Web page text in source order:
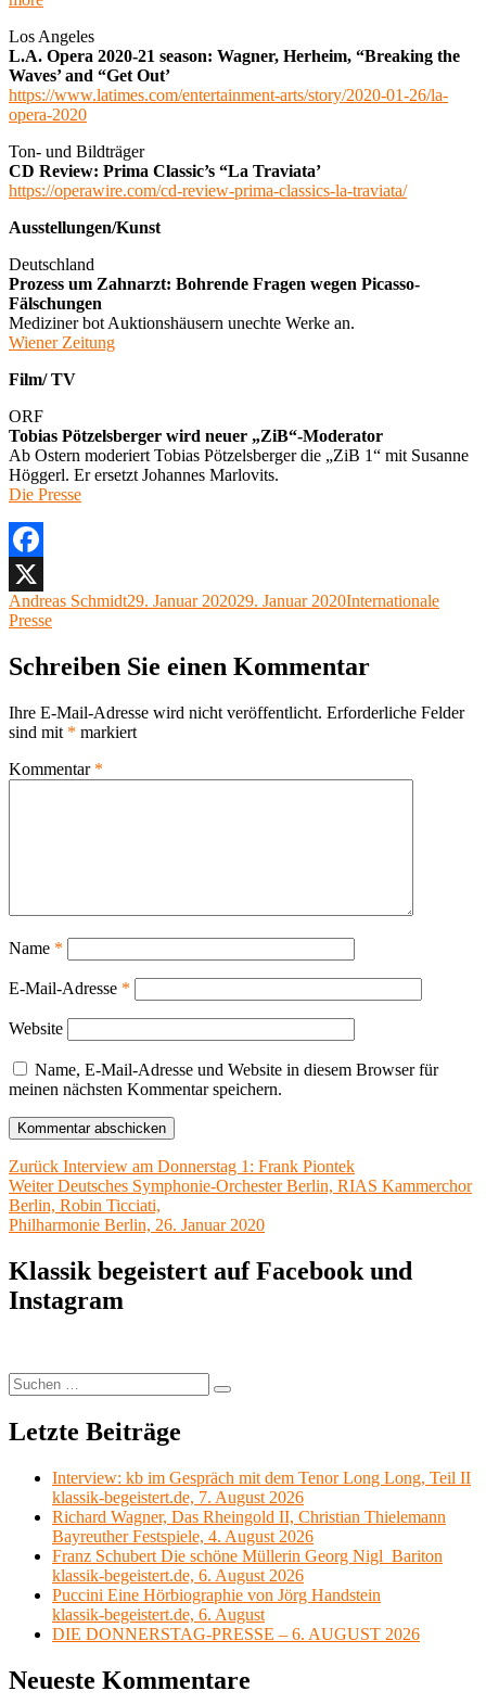
Los Angeles
L.A. Opera 2020-21 season: Wagner, Herheim, “Breaking the
Waves’ and “Get Out’
https://www.latimes.com/entertainment-arts/story/2020-01-26/la-
opera-2020
Ton- und Bildträger
CD Review: Prima Classic’s “La Traviata’
https://operawire.com/cd-review-prima-classics-la-traviata/
Ausstellungen/Kunst
Deutschland
Prozess um Zahnarzt: Bohrende Fragen wegen Picasso-
Fälschungen
Mediziner bot Auktionshäusern unechte Werke an.
Wiener Zeitung
Film/ TV
ORF
Tobias Pötzelsberger wird neuer „ZiB“-Moderator
Ab Ostern moderiert Tobias Pötzelsberger die „ZiB 1“ mit Susanne
Höggerl. Er ersetzt Johannes Marlovits.
Die Presse
Facebook
X
Autor
Andreas SchmidtVeröffentlicht
29. Januar 202029. Januar 2020Kategorien
Internationale
Presse
Schreiben Sie einen Kommentar
Ihre E-Mail-Adresse wird nicht veröffentlicht. Erforderliche Felder
sind mit * markiert
Kommentar *
Name *
E-Mail-Adresse *
Website
Name, E-Mail-Adresse und Website in diesem Browser für
meinen nächsten Kommentar speichern.
Beitragsnavigation
Zurück Vorheriger
Beitrag:
Interview am Donnerstag 1: Frank Piontek
Weiter Nächster
Beitrag:
Deutsches Symphonie-Orchester Berlin, RIAS Kammerchor
Berlin, Robin Ticciati,
Philharmonie Berlin, 26. Januar 2020
Klassik begeistert auf Facebook und
Instagram
Suchen
nach:
Suchen
Letzte Beiträge
Interview: kb im Gespräch mit dem Tenor Long Long, Teil II
klassik-begeistert.de, 7. August 2026
Richard Wagner, Das Rheingold II, Christian Thielemann
Bayreuther Festspiele, 4. August 2026
Franz Schubert Die schöne Müllerin Georg Nigl Bariton
klassik-begeistert.de, 6. August 2026
Puccini Eine Hörbiographie von Jörg Handstein
klassik-begeistert.de, 6. August
DIE DONNERSTAG-PRESSE – 6. AUGUST 2026
Neueste Kommentare